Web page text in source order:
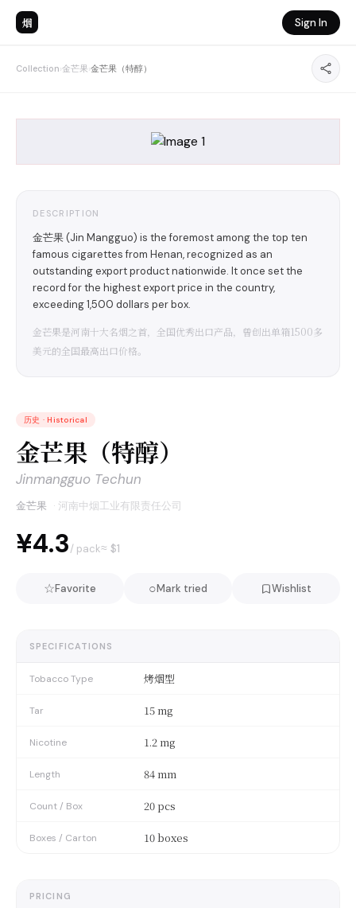
烟 Sign In
Collection›金芒果›金芒果（特醇）
DESCRIPTION
金芒果 (Jin Mangguo) is the foremost among the top ten
famous cigarettes from Henan, recognized as an
outstanding export product nationwide. It once set the
record for the highest export price in the country,
exceeding 1,500 dollars per box.
金芒果是河南十大名烟之首，全国优秀出口产品，曾创出单箱1500多
美元的全国最高出口价格。
历史 · Historical
金芒果（特醇）
Jinmangguo Techun
金芒果 · 河南中烟工业有限责任公司
¥4.3/ pack≈ $1
☆Favorite ○Mark tried Wishlist
SPECIFICATIONS
Tobacco Type 烤烟型
Tar 15 mg
Nicotine 1.2 mg
Length 84 mm
Count / Box 20 pcs
Boxes / Carton 10 boxes
PRICING